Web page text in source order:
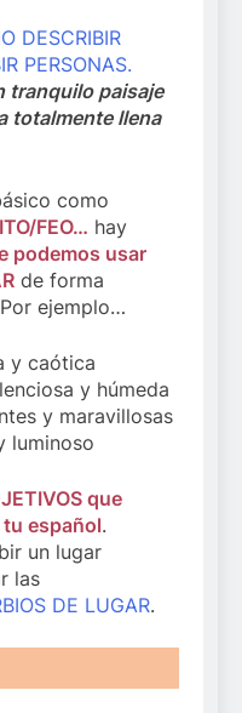
DESCRIBIR
PERSONAS.
tranquilo paisaje
totalmente llena
como
FEO… hay
podemos usar
de forma
ejemplo…
y caótica
y húmeda
y maravillosas
luminoso
que
español.
un lugar
las
DE LUGAR.